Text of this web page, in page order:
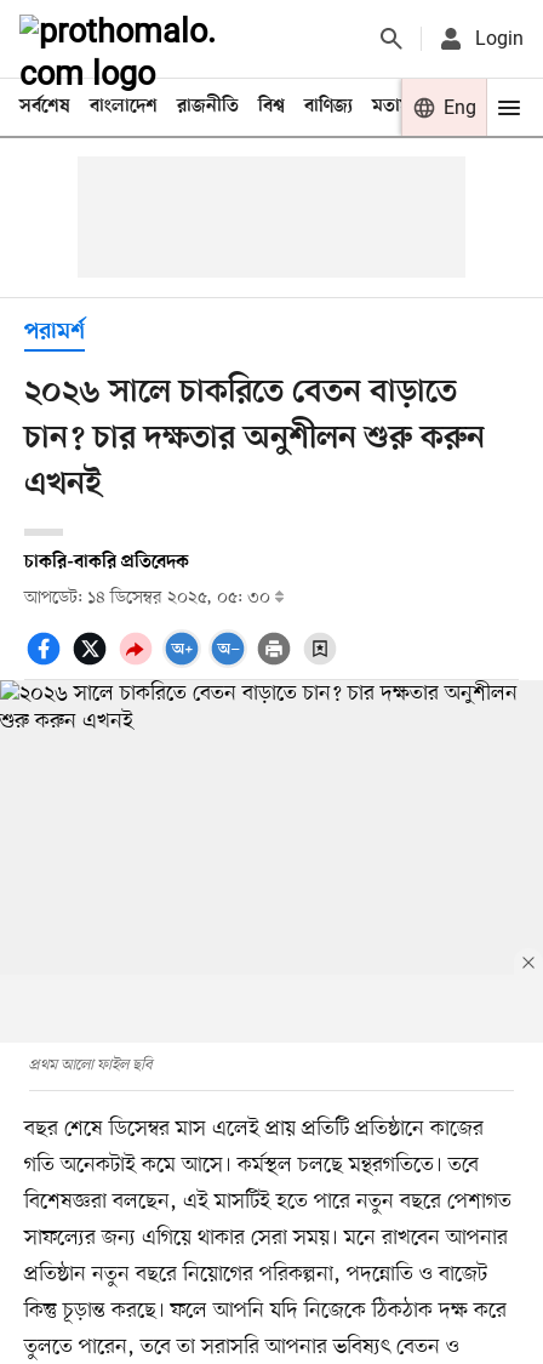
Login
সর্বশেষ বাংলাদেশ রাজনীতি বিশ্ব বাণিজ্য মতামত খেলা
Eng
পরামর্শ
২০২৬ সালে চাকরিতে বেতন বাড়াতে
চান? চার দক্ষতার অনুশীলন শুরু করুন
এখনই
চাকরি-বাকরি প্রতিবেদক
আপডেট: ১৪ ডিসেম্বর ২০২৫, ০৫: ৩০
প্রথম আলো ফাইল ছবি
বছর শেষে ডিসেম্বর মাস এলেই প্রায় প্রতিটি প্রতিষ্ঠানে কাজের
গতি অনেকটাই কমে আসে। কর্মস্থল চলছে মন্থরগতিতে। তবে
বিশেষজ্ঞরা বলছেন, এই মাসটিই হতে পারে নতুন বছরে পেশাগত
সাফল্যের জন্য এগিয়ে থাকার সেরা সময়। মনে রাখবেন আপনার
প্রতিষ্ঠান নতুন বছরে নিয়োগের পরিকল্পনা, পদন্নোতি ও বাজেট
কিন্তু চূড়ান্ত করছে। ফলে আপনি যদি নিজেকে ঠিকঠাক দক্ষ করে
তুলতে পারেন, তবে তা সরাসরি আপনার ভবিষ্যৎ বেতন ও